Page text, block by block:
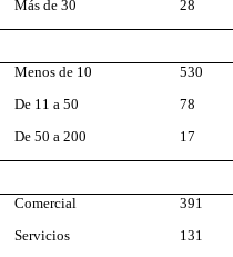
Más de 30
28
Menos de 10
530
De 11 a 50
78
De 50 a 200
17
Comercial
391
Servicios
131